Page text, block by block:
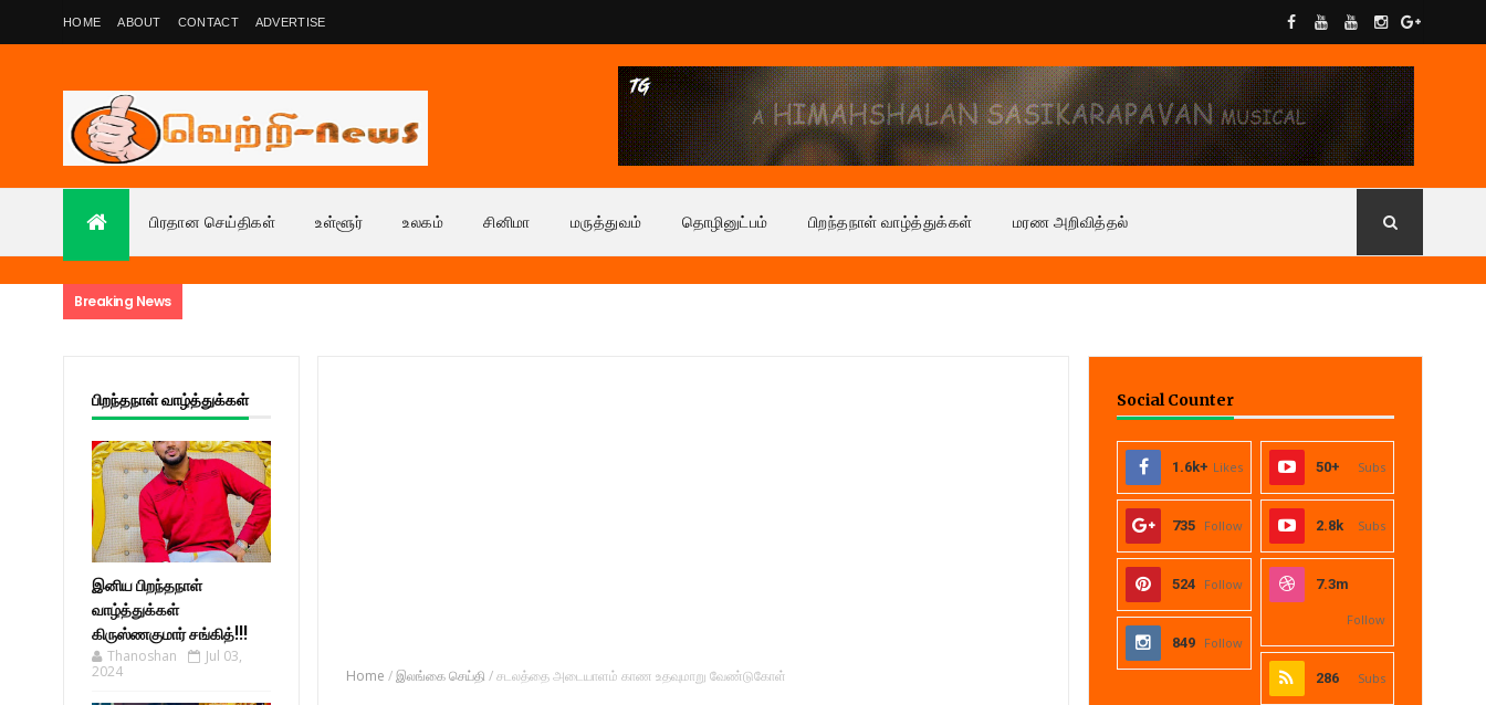
HOME ABOUT CONTACT ADVERTISE
பிரதான செய்திகள் உள்ளூர் உலகம் சினிமா மருத்துவம் தொழினுட்பம் பிறந்தநாள் வாழ்த்துக்கள் மரண அறிவித்தல்
Breaking News
பிறந்தநாள் வாழ்த்துக்கள்
இனிய பிறந்தநாள்
வாழ்த்துக்கள்
கிருஸ்ணகுமார் சங்கித்!!!
Thanoshan
Jul 03,
2024
Home /இலங்கை செய்தி /சடலத்தை அடையாளம் காண உதவுமாறு வேண்டுகோள்
Social Counter
1.6k+ Likes 50+ Subs
735 Follow 2.8k Subs
524 Follow 7.3m
Follow
849 Follow
286 Subs